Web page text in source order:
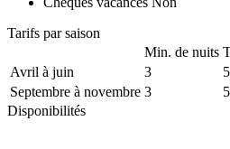
Tarifs par saison
Min. de nuits
Avril à juin
3
Septembre à novembre 3
Disponibilités